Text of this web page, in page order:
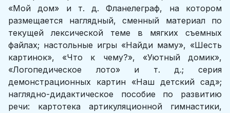
«Мой дом» и т. д. Фланелеграф, на котором
размещается наглядный, сменный материал по
текущей лексической теме в мягких съемных
файлах; настольные игры «Найди маму», «Шесть
картинок», «Что к чему?», «Уютный домик»,
«Логопедическое лото» и т. д.; серия
демонстрационных картин «Наш детский сад»;
наглядно-дидактическое пособие по развитию
речи: картотека артикуляционной гимнастики,